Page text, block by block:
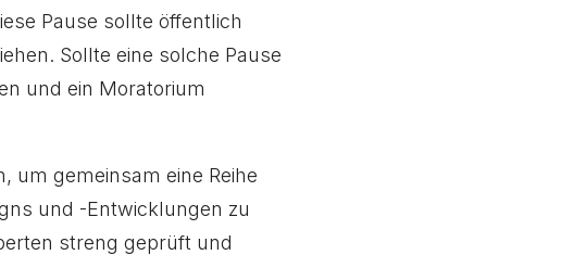
Pause sollte öffentlich
Sollte eine solche Pause
und ein Moratorium
um gemeinsam eine Reihe
und -Entwicklungen zu
streng geprüft und